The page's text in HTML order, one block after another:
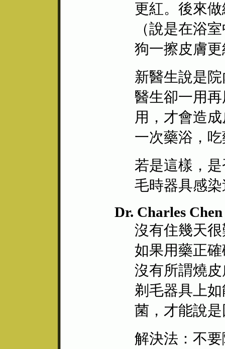
更紅。後來
（說是在浴
狗一擦皮膚
新醫生說是
醫生卻一用
用，才會造
一次藥浴，
若是這樣，
毛時器具感
Dr. Charles
沒有住幾天
如果用藥正
沒有所謂燒
剃毛器具上
菌，才能說
解決法：不